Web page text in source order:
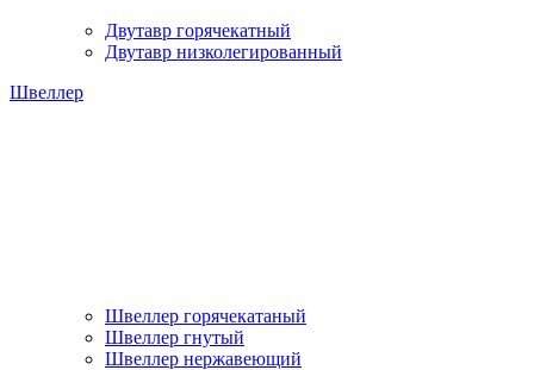
Двутавр горячекатный
Двутавр низколегированный
Швеллер
Швеллер горячекатаный
Швеллер гнутый
Швеллер нержавеющий